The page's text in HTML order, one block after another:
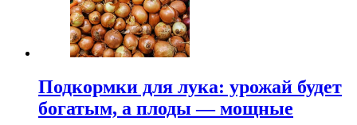
Подкормки для лука: урожай будет
богатым, а плоды — мощные